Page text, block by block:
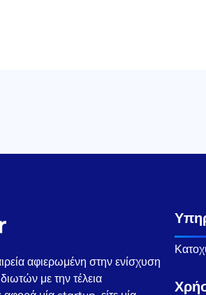
αφιερωμένη στην ενίσχυση
με την τέλεια